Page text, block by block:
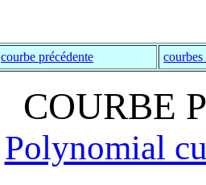
courbe précédente
COURBE
Polynomial